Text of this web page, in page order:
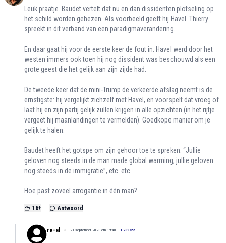
Leuk praatje. Baudet vertelt dat nu en dan dissidenten plotseling op
het schild worden gehezen. Als voorbeeld geeft hij Havel. Thierry
spreekt in dit verband van een paradigmaverandering.
En daar gaat hij voor de eerste keer de fout in. Havel werd door het
westen immers ook toen hij nog dissident was beschouwd als een
grote geest die het gelijk aan zijn zijde had.
De tweede keer dat de mini-Trump de verkeerde afslag neemt is de
ernstigste: hij vergelijkt zichzelf met Havel, en voorspelt dat vroeg of
laat hij en zijn partij gelijk zullen krijgen in alle opzichten (in het rijtje
vergeet hij maanlandingen te vermelden). Goedkope manier om je
gelijk te halen.
Baudet heeft het gotspe om zijn gehoor toe te spreken: “Jullie
geloven nog steeds in de man made global warming, jullie geloven
nog steeds in de immigratie”, etc. etc.
Hoe past zoveel arrogantie in één man?
16+ Antwoord
re-al 21 september 2023 om 19:40 + 209865